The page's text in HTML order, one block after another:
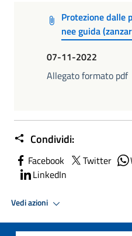
Protezione dalle
nee guida
07-11-2022
Allegato formato pdf
Condividi:
Facebook Twitter
LinkedIn
Vedi azioni